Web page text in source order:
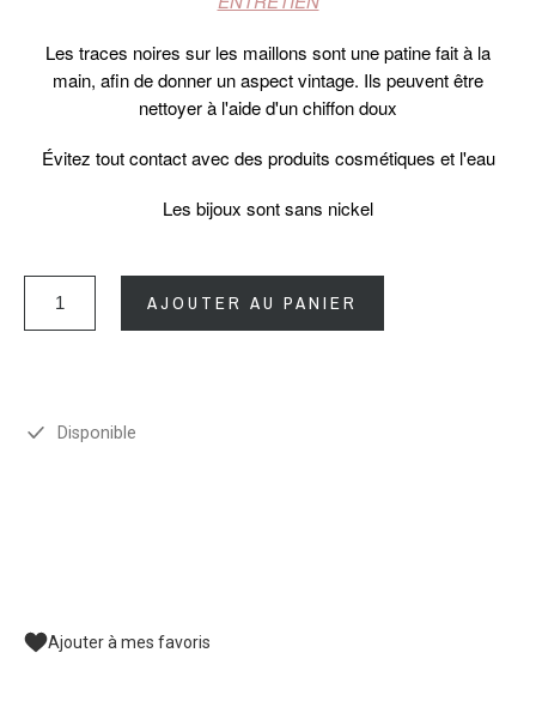
Les traces noires sur les maillons sont une patine fait à la
main, afin de donner un aspect vintage. Ils peuvent être
nettoyer à l'aide d'un chiffon doux
Évitez tout contact avec des produits cosmétiques et l'eau
Les bijoux sont sans nickel
AJOUTER AU PANIER
Disponible
Ajouter à mes favoris